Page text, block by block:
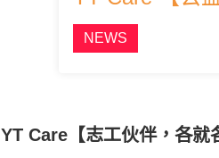
NEWS
YT Care【志工伙伴，各就